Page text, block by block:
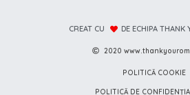
CREAT CU DE ECHIPA THANK
2020
POLITICĂ COOKIE
POLITICĂ DE